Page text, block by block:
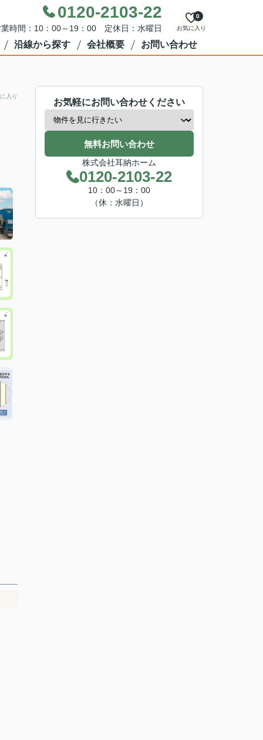
0120-2103-22
時間：10：00～19：00 定休日：水曜日 お気に入り
0
沿線から探す 会社概要 お問い合わせ
入り
お気軽にお問い合わせください
無料お問い合わせ
株式会社耳納ホーム
0120-2103-22
10：00～19：00
（休：水曜日）